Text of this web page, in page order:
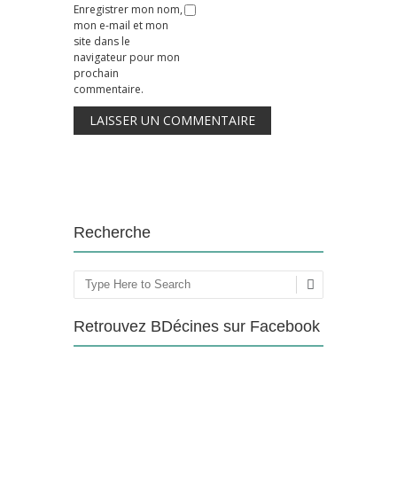
Enregistrer mon nom,
mon e-mail et mon
site dans le
navigateur pour mon
prochain
commentaire.
Recherche
Rechercher
Retrouvez BDécines sur Facebook